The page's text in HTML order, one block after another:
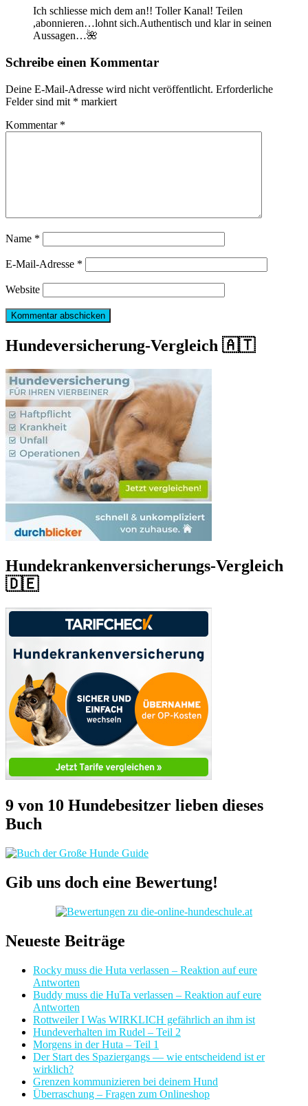
Ich schliesse mich dem an!! Toller Kanal! Teilen
,abonnieren…lohnt sich.Authentisch und klar in seinen
Aussagen…🌺
Schreibe einen Kommentar
Deine E-Mail-Adresse wird nicht veröffentlicht. Erforderliche
Felder sind mit * markiert
Kommentar *
Name *
E-Mail-Adresse *
Website
Hundeversicherung-Vergleich 🇦🇹
Hundekrankenversicherungs-Vergleich
🇩🇪
9 von 10 Hundebesitzer lieben dieses
Buch
Gib uns doch eine Bewertung!
Neueste Beiträge
Rocky muss die Huta verlassen – Reaktion auf eure
Antworten
Buddy muss die HuTa verlassen – Reaktion auf eure
Antworten
Rottweiler I Was WIRKLICH gefährlich an ihm ist
Hundeverhalten im Rudel – Teil 2
Morgens in der Huta – Teil 1
Der Start des Spaziergangs — wie entscheidend ist er
wirklich?
Grenzen kommunizieren bei deinem Hund
Überraschung – Fragen zum Onlineshop